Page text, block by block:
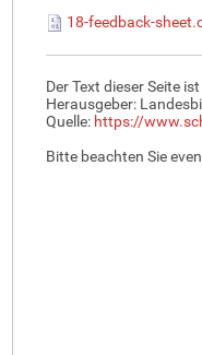
18-feedback-
Der Text dieser Seite
Herausgeber:
Quelle: https://
Bitte beachten Sie